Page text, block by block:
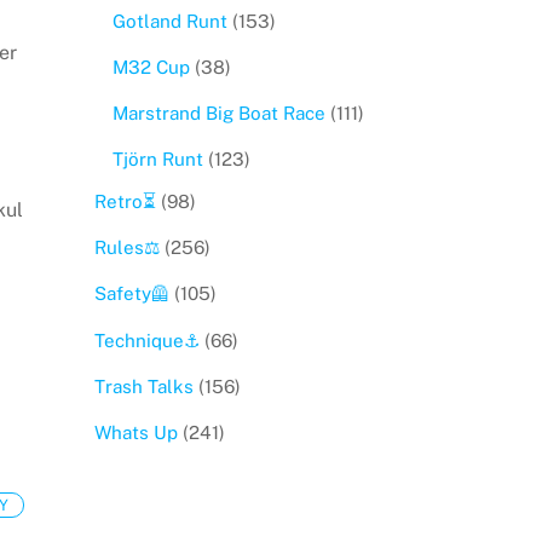
Gotland Runt(153)
M32 Cup(38)
Marstrand Big Boat Race (111)
Tjörn Runt(123)
Retro⏳ (98)
Rules⚖️(256)
Safety🦺 (105)
Technique⚓️ (66)
Trash Talks (156)
Whats Up(241)